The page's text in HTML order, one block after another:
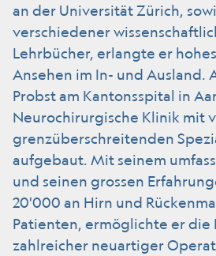
an der Universität Zürich,
verschiedener
Lehrbücher, erlangte er
Ansehen im In- und Ausland.
Probst am Kantonsspital in
Neurochirurgische Klinik mit
grenzüberschreitenden
aufgebaut. Mit seinem
und seinen grossen
20'000 an Hirn und
Patienten, ermöglichte er die
zahlreicher neuartiger